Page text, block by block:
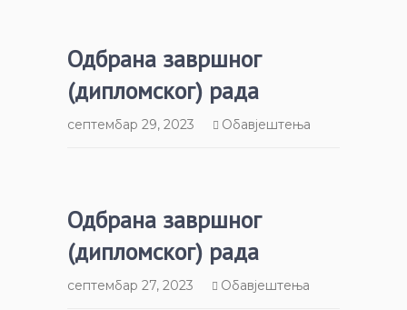
Одбрана завршног
(дипломског) рада
септембар 29, 2023 Обавјештења
Одбрана завршног
(дипломског) рада
септембар 27, 2023 Обавјештења